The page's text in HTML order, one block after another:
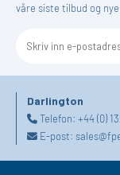
våre siste tilbud og
Darlington
Telefon: +44 (0)
E-post: